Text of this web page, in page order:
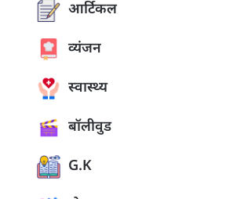
आर्टिकल
व्यंजन
स्वास्थ्य
बॉलीवुड
G.K